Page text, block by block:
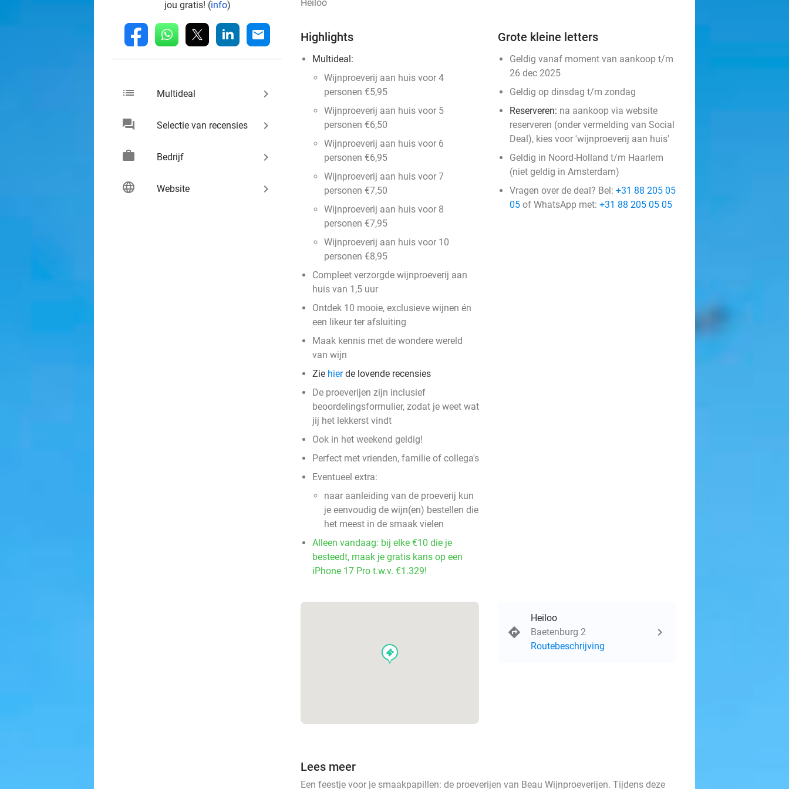
jou gratis! (info)
fb whatsapp linkedin mail
list Multideal keyboard_arrow_right
chat Selectie van recensies keyboard_arrow_right
work Bedrijf keyboard_arrow_right
language Website keyboard_arrow_right
Heiloo
Highlights
Multideal:
Wijnproeverij aan huis voor 4
personen €5,95
Wijnproeverij aan huis voor 5
personen €6,50
Wijnproeverij aan huis voor 6
personen €6,95
Wijnproeverij aan huis voor 7
personen €7,50
Wijnproeverij aan huis voor 8
personen €7,95
Wijnproeverij aan huis voor 10
personen €8,95
Compleet verzorgde wijnproeverij aan
huis van 1,5 uur
Ontdek 10 mooie, exclusieve wijnen én
een likeur ter afsluiting
Maak kennis met de wondere wereld
van wijn
Zie hierde lovende recensies
De proeverijen zijn inclusief
beoordelingsformulier, zodat je weet wat
jij het lekkerst vindt
Ook in het weekend geldig!
Perfect met vrienden, familie of collega's
Eventueel extra:
naar aanleiding van de proeverij kun
je eenvoudig de wijn(en) bestellen die
het meest in de smaak vielen
Alleen vandaag: bij elke €10 die je
besteedt, maak je gratis kans op een
iPhone 17 Pro t.w.v. €1.329!
Grote kleine letters
Geldig vanaf moment van aankoop t/m
26 dec 2025
Geldig op dinsdag t/m zondag
Reserveren: na aankoop via website
reserveren (onder vermelding van Social
Deal), kies voor 'wijnproeverij aan huis'
Geldig in Noord-Holland t/m Haarlem
(niet geldig in Amsterdam)
Vragen over de deal? Bel: +31 88 205 05
05 of WhatsApp met: +31 88 205 05 05
events
Heiloo
Baetenburg 2
Routebeschrijving
Lees meer
Een feestje voor je smaakpapillen: de proeverijen van Beau Wijnproeverijen. Tijdens deze